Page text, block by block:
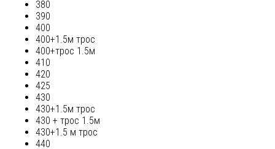
380
390
400
400+1.5м трос
400+трос 1.5м
410
420
425
430
430+1.5м трос
430 + трос 1.5м
430+1.5 м трос
440